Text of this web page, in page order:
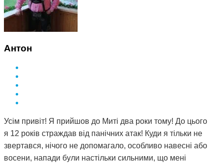
Антон
Усім привіт! Я прийшов до Миті два роки тому! До цього
я 12 років страждав від панічних атак! Куди я тільки не
звертався, нічого не допомагало, особливо навесні або
восени, напади були настільки сильними, що мені